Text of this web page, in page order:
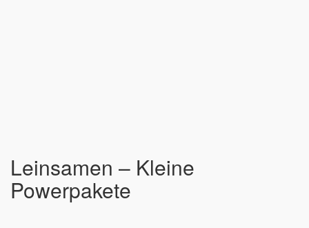
Leinsamen – Kleine
Powerpakete